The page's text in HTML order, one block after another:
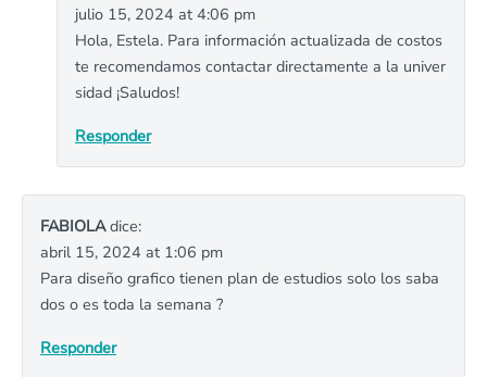
julio 15, 2024 at 4:06 pm
Hola, Estela. Para información actualizada de costos
te recomendamos contactar directamente a la univer
sidad ¡Saludos!
Responder
FABIOLAdice:
abril 15, 2024 at 1:06 pm
Para diseño grafico tienen plan de estudios solo los saba
dos o es toda la semana ?
Responder